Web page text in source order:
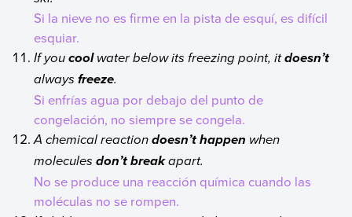
Si la nieve no es firme en la pista de esquí, es difícil
esquiar.
If youcoolwater below its freezing point, itdoesn’t
alwaysfreeze.
Si enfrías agua por debajo del punto de
congelación, no siempre se congela.
A chemical reactiondoesn’t happen when
moleculesdon’t breakapart.
No se produce una reacción química cuando las
moléculas no se rompen.